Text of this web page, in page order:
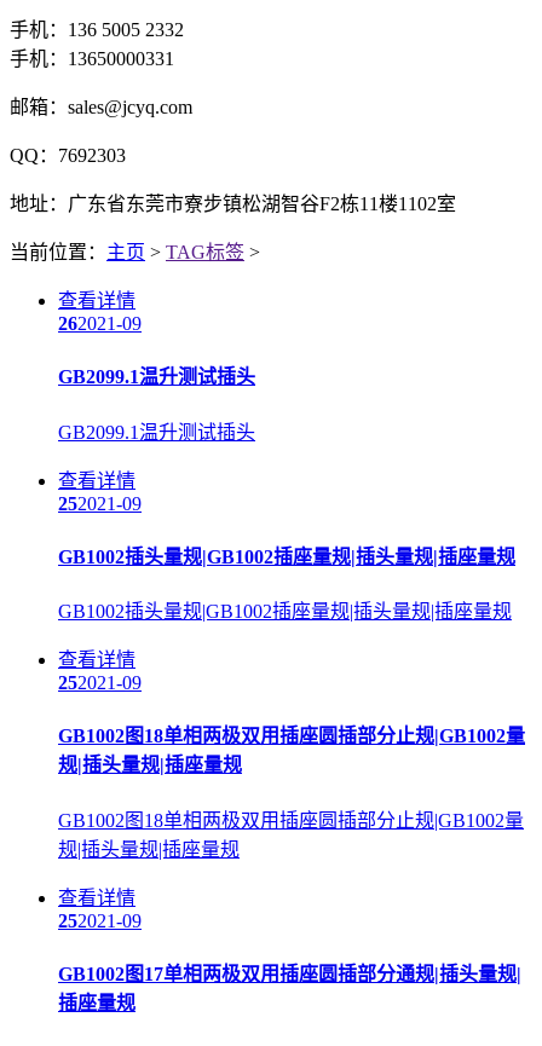
手机：136 5005 2332
手机：13650000331
邮箱：sales@jcyq.com
QQ：7692303
地址：广东省东莞市寮步镇松湖智谷F2栋11楼1102室
当前位置： 主页 > TAG标签 >
查看详情
262021-09
GB2099.1温升测试插头
GB2099.1温升测试插头
查看详情
252021-09
GB1002插头量规|GB1002插座量规|插头量规|插座量规
GB1002插头量规|GB1002插座量规|插头量规|插座量规
查看详情
252021-09
GB1002图18单相两极双用插座圆插部分止规|GB1002量
规|插头量规|插座量规
GB1002图18单相两极双用插座圆插部分止规|GB1002量
规|插头量规|插座量规
查看详情
252021-09
GB1002图17单相两极双用插座圆插部分通规|插头量规|
插座量规